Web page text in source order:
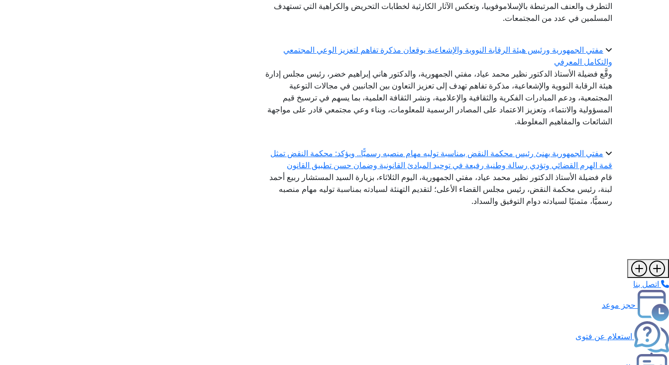
التطرف والعنف المرتبطة بالإسلاموفوبيا، وتعكس الآثار الكارثية لخطابات التحريض والكراهية التي تستهدف
المسلمين في عدد من المجتمعات.
مفتي الجمهورية ورئيس هيئة الرقابة النووية والإشعاعية يوقعان مذكرة تفاهم لتعزيز الوعي المجتمعي
والتكامل المعرفي
وقَّع فضيلة الأستاذ الدكتور نظير محمد عياد، مفتي الجمهورية، والدكتور هاني إبراهيم خضر، رئيس مجلس إدارة
هيئة الرقابة النووية والإشعاعية، مذكرة تفاهم تهدف إلى تعزيز التعاون بين الجانبين في مجالات التوعية
المجتمعية، ودعم المبادرات الفكرية والثقافية والإعلامية، ونشر الثقافة العلمية، بما يسهم في ترسيخ قيم
المسؤولية والانتماء، وتعزيز الاعتماد على المصادر الرسمية للمعلومات، وبناء وعي مجتمعي قادر على مواجهة
الشائعات والمفاهيم المغلوطة.
مفتي الجمهورية يهنئ رئيس محكمة النقض بمناسبة توليه مهام منصبه رسميًّا.. ويؤكد: محكمة النقض تمثل
قمة الهرم القضائي وتؤدي رسالة وطنية رفيعة في توحيد المبادئ القانونية وضمان حسن تطبيق القانون
قام فضيلة الأستاذ الدكتور نظير محمد عياد، مفتي الجمهورية، اليوم الثلاثاء، بزيارة السيد المستشار ربيع أحمد
لبنة، رئيس محكمة النقض، رئيس مجلس القضاء الأعلى؛ لتقديم التهنئة لسيادته بمناسبة توليه مهام منصبه
رسميًّا، متمنيًا لسيادته دوام التوفيق والسداد.
اتصل بنا
حجز موعد
استعلام عن فتوى